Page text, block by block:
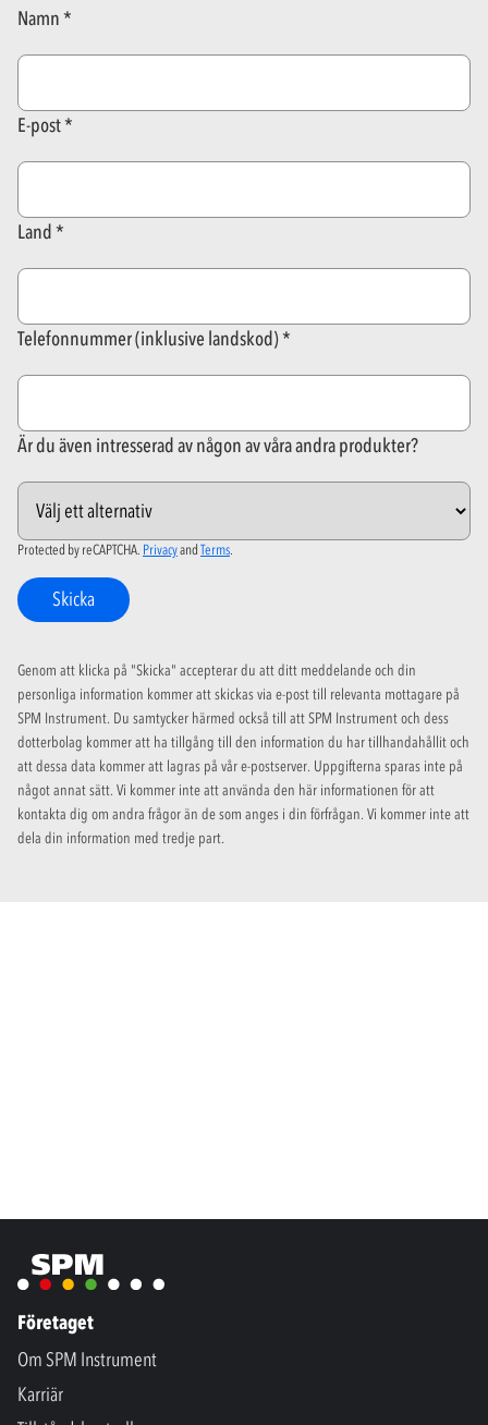
Namn
E-post
Land
Telefonnummer (inklusive landskod)
Är du även intresserad av någon av våra andra produkter?
Protected by reCAPTCHA. Privacyand Terms
Skicka
Genom att klicka på "Skicka" accepterar du att ditt meddelande och din
personliga information kommer att skickas via e-post till relevanta mottagare på
SPM Instrument. Du samtycker härmed också till att SPM Instrument och dess
dotterbolag kommer att ha tillgång till den information du har tillhandahållit och
att dessa data kommer att lagras på vår e-postserver. Uppgifterna sparas inte på
något annat sätt. Vi kommer inte att använda den här informationen för att
kontakta dig om andra frågor än de som anges i din förfrågan. Vi kommer inte att
dela din information med tredje part.
Företaget
Om SPM Instrument
Karriär